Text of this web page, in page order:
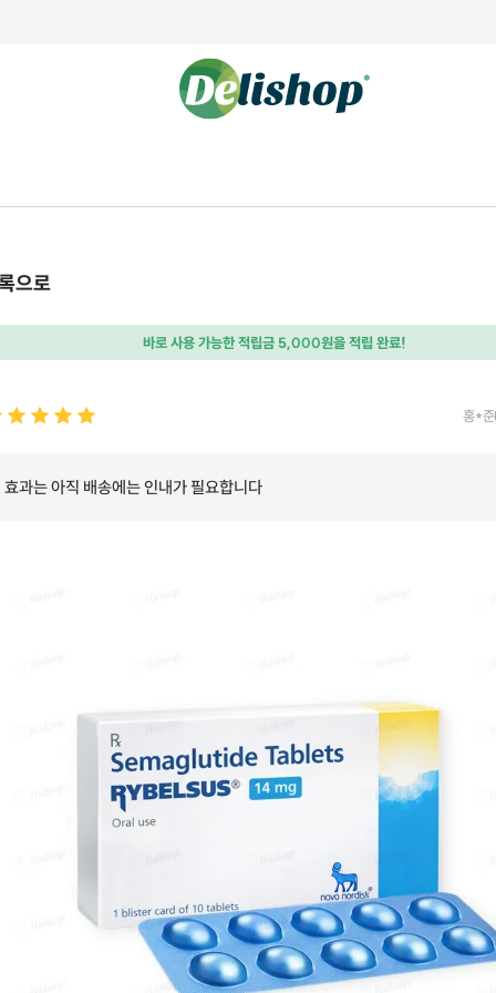
으로
바로 사용 가능한 적립금 5,000원을 적립 완료!
홍*준
효과는 아직 배송에는 인내가 필요합니다